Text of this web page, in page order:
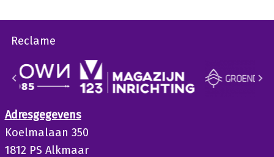
Reclame
Adresgegevens
Koelmalaan 350
1812 PS Alkmaar